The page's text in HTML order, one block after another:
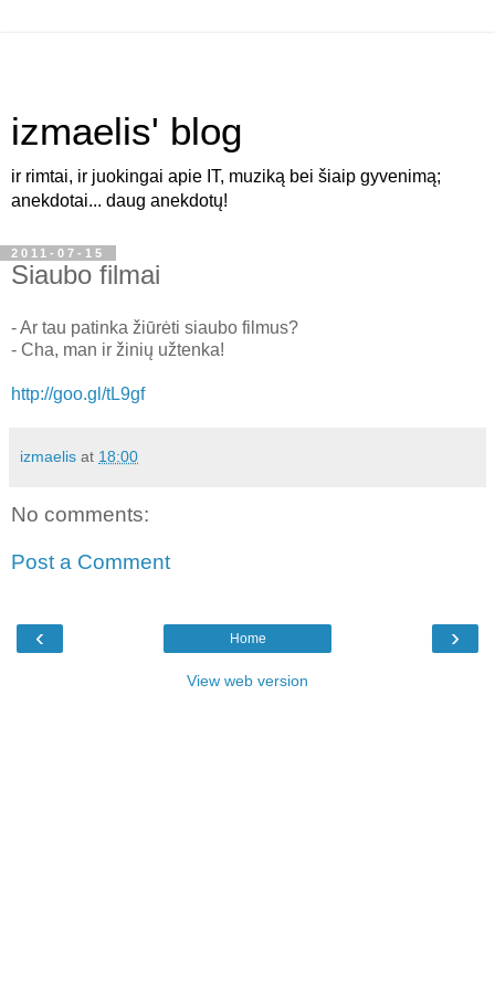
izmaelis' blog
ir rimtai, ir juokingai apie IT, muziką bei šiaip gyvenimą;
anekdotai... daug anekdotų!
2011-07-15
Siaubo filmai
- Ar tau patinka žiūrėti siaubo filmus?
- Cha, man ir žinių užtenka!
http://goo.gl/tL9gf
izmaelis at 18:00
No comments:
Post a Comment
‹ ›
Home
View web version